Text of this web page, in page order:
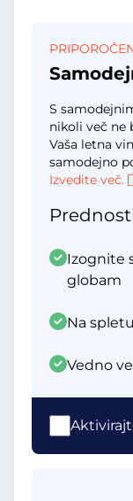
S
nikoli več ne
Vaša letna
samodejno
Izvedite več.
Izognite
globam
Na
Vedno